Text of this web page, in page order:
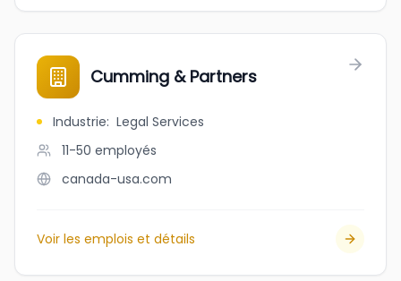
Cumming & Partners
Industrie: Legal Services
11-50 employés
canada-usa.com
Voir les emplois et détails